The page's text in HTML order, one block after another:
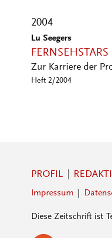
2004
Lu Seegers
Zur Karriere der
Heft 2/2004
PROFIL
Impressum
Diese Zeitschrift ist